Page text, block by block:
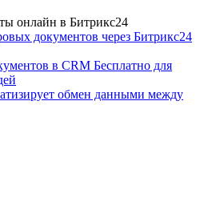
онлайн в Битрикс24
документов через Битрикс24
в CRM Бесплатно для
обмен данными между